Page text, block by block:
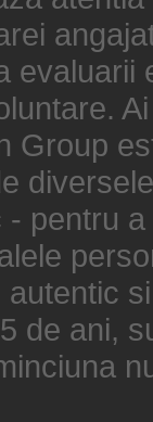
evaluarii
Group
pentru
de ani,